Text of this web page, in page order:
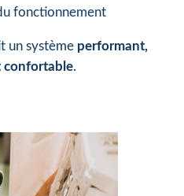
fonctionnement
un système performant,
confortable.